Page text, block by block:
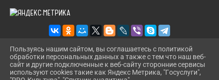
2026 Г. KORBIBL.RU
ВХОД
Пользуясь нашим сайтом, вы соглашаетесь с политикой
обработки персональных данных а также с тем что наш веб-
сайт и другие подключенные к веб-сайту сторонние сервисы
используют cookies такие как Яндекс Метрика, "Госуслуги",